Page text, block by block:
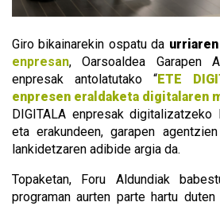
Giro bikainarekin ospatu da
enpresan, Oarsoaldea Garapen
enpresak antolatutako “ETE
enpresen eraldaketa digitalaren
DIGITALA enpresak digitalizatzeko
eta erakundeen, garapen
lankidetzaren adibide argia da.
Topaketan, Foru Aldundiak
programan aurten parte hartu